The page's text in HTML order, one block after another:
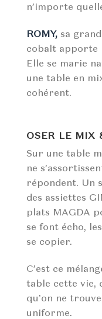
n’importe
ROMY, sa
cobalt apporte
Elle se marie
une table en
cohérent.
OSER LE MIX
Sur une table
ne
répondent. Un
des assiettes
plats MAGDA
se font écho,
se copier.
C’est ce
table cette vie,
qu’on ne
uniforme.